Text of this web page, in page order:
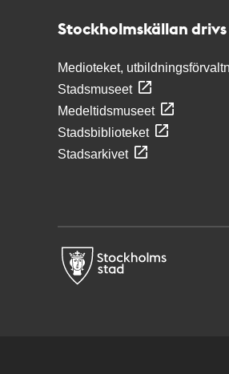
Stockholmskällan
Medioteket,
Stadsmuseet
Medeltidsmuseet
Stadsbiblioteket
Stadsarkivet